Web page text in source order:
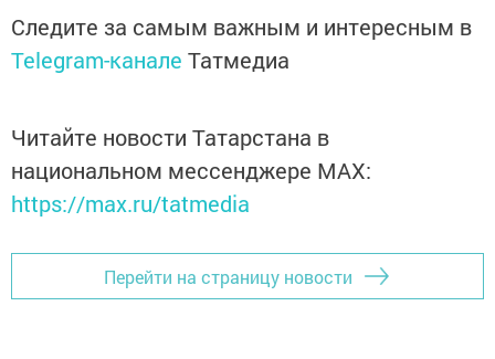
Следите за самым важным и интересным в
Telegram-канале Татмедиа
Читайте новости Татарстана в
национальном мессенджере MАХ:
https://max.ru/tatmedia
Перейти на страницу новости